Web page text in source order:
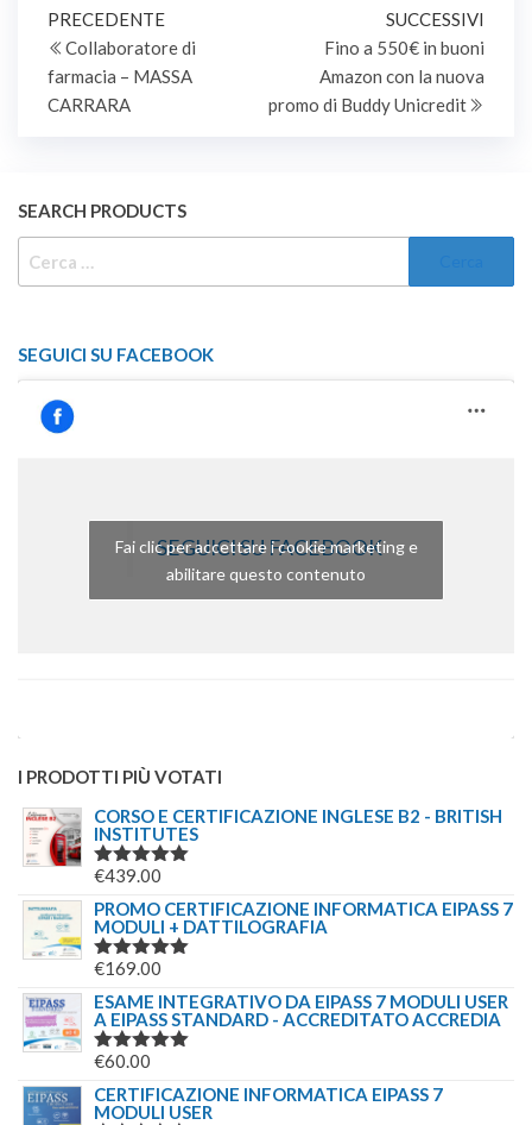
Navigazione
articoli
Articolo
precedente
PRECEDENTE
Collaboratore di
farmacia – MASSA
CARRARA
SUCCESSIVI
Fino a 550€ in buoni
Amazon con la nuova
promo di Buddy Unicredit
SEARCH PRODUCTS
SEGUICI SU FACEBOOK
SEGUICI SU FACEBOOK
Fai clic per accettare i cookie marketing e
abilitare questo contenuto
I PRODOTTI PIÙ VOTATI
CORSO E CERTIFICAZIONE INGLESE B2 - BRITISH
INSTITUTES
VALUTATO
€439.00
PROMO CERTIFICAZIONE INFORMATICA EIPASS 7
MODULI + DATTILOGRAFIA
VALUTATO
€169.00
ESAME INTEGRATIVO DA EIPASS 7 MODULI USER
A EIPASS STANDARD - ACCREDITATO ACCREDIA
VALUTATO
€60.00
CERTIFICAZIONE INFORMATICA EIPASS 7
MODULI USER